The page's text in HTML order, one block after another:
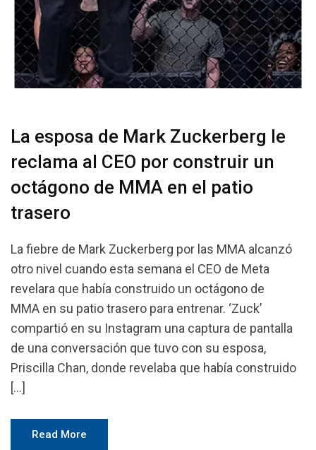
La esposa de Mark Zuckerberg le
reclama al CEO por construir un
octágono de MMA en el patio
trasero
La fiebre de Mark Zuckerberg por las MMA alcanzó
otro nivel cuando esta semana el CEO de Meta
revelara que había construido un octágono de
MMA en su patio trasero para entrenar. ‘Zuck’
compartió en su Instagram una captura de pantalla
de una conversación que tuvo con su esposa,
Priscilla Chan, donde revelaba que había construido
[…]
Read More